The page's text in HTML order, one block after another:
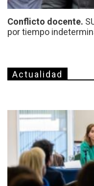
Conflicto docente.
por tiempo
Actualidad